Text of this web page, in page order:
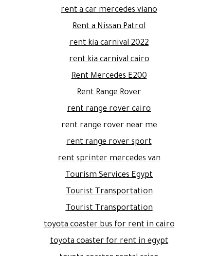
rent a car mercedes viano
Rent a Nissan Patrol
rent kia carnival 2022
rent kia carnival cairo
Rent Mercedes E200
Rent Range Rover
rent range rover cairo
rent range rover near me
rent range rover sport
rent sprinter mercedes van
Tourism Services Egypt
Tourist Transportation
Tourist Transportation
toyota coaster bus for rent in cairo
toyota coaster for rent in egypt